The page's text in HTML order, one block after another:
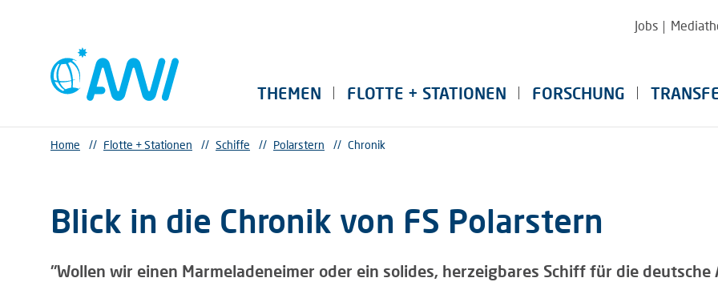
Jobs
THEMEN FLOTTE + STATIONEN FORSCHUNG
Home // Flotte + Stationen // Schiffe // Polarstern // Chronik
Blick in die Chronik von FS Polarstern
"Wollen wir einen Marmeladeneimer oder ein solides, herzeigbares Schiff für die